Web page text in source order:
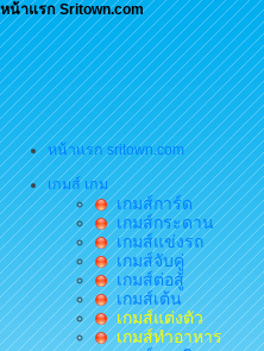
หน้าแรก Sritown.com
หน้าแรก sritown.com
เกมส์ เกม
เกมส์การ์ด
เกมส์กระดาน
เกมส์แข่งรถ
เกมส์จับคู่
เกมส์ต่อสู้
เกมส์เต้น
เกมส์แต่งตัว
เกมส์ทำอาหาร